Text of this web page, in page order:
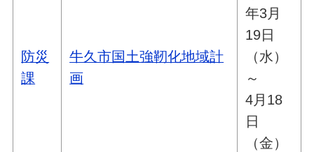
防災
課
牛久市国土強靭化地域計
画
年3月
19日
（水）
～
4月18
日
（金）